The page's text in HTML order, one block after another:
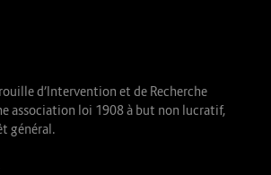
d’Intervention et de Recherche
association loi 1908 à but non lucratif,
général.